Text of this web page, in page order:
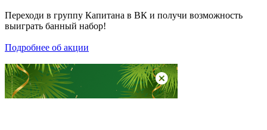
Переходи в группу Капитана в ВК и получи возможность
выиграть банный набор!
Подробнее об акции